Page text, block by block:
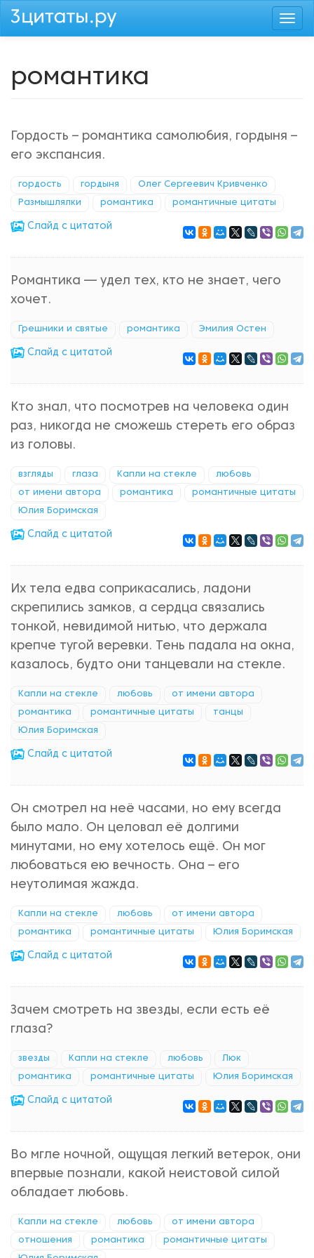
Перейти
романтика
Гордость – романтика самолюбия, гордыня –
его экспансия.
гордость гордыня Олег Сергеевич Кривченко
Размышлялки романтика романтичные цитаты
Cлайд с цитатой
Романтика — удел тех, кто не знает, чего
хочет.
Грешники и святые романтика Эмилия Остен
Cлайд с цитатой
Кто знал, что посмотрев на человека один
раз, никогда не сможешь стереть его образ
из головы.
взгляды глаза Капли на стекле любовь
от имени автора романтика романтичные цитаты
Юлия Боримская
Cлайд с цитатой
Их тела едва соприкасались, ладони
скрепились замков, а сердца связались
тонкой, невидимой нитью, что держала
крепче тугой веревки. Тень падала на окна,
казалось, будто они танцевали на стекле.
Капли на стекле любовь от имени автора
романтика романтичные цитаты танцы
Юлия Боримская
Cлайд с цитатой
Он смотрел на неё часами, но ему всегда
было мало. Он целовал её долгими
минутами, но ему хотелось ещё. Он мог
любоваться ею вечность. Она – его
неутолимая жажда.
Капли на стекле любовь от имени автора
романтика романтичные цитаты Юлия Боримская
Cлайд с цитатой
Зачем смотреть на звезды, если есть её
глаза?
звезды Капли на стекле любовь Люк
романтика романтичные цитаты Юлия Боримская
Cлайд с цитатой
Во мгле ночной, ощущая легкий ветерок, они
впервые познали, какой неистовой силой
обладает любовь.
Капли на стекле любовь от имени автора
отношения романтика романтичные цитаты